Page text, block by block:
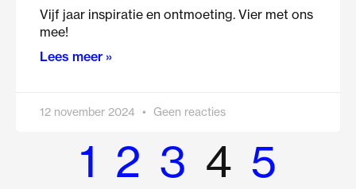
Vijf jaar inspiratie en ontmoeting. Vier met ons
mee!
Lees meer »
12 november 2024 Geen reacties
1 2 3 4 5